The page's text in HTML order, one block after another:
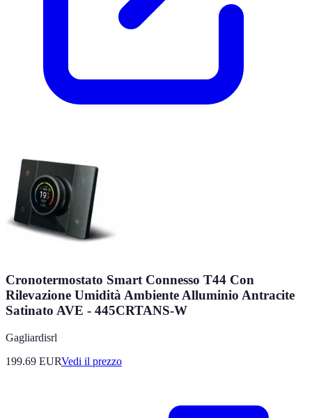
Cronotermostato Smart Connesso T44 Con
Rilevazione Umidità Ambiente Alluminio Antracite
Satinato AVE - 445CRTANS-W
Gagliardisrl
199.69 EURVedi il prezzo